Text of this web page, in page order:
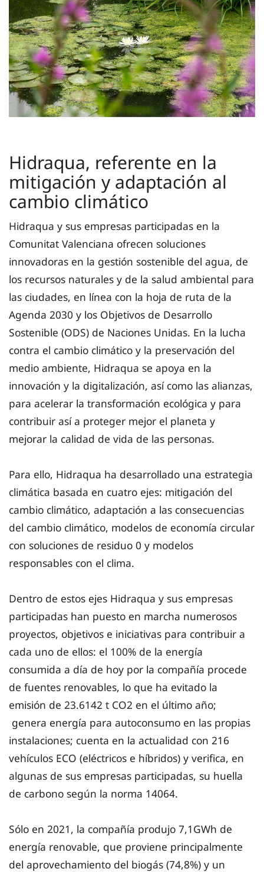
Hidraqua, referente en la
mitigación y adaptación al
cambio climático
Hidraqua y sus empresas participadas en la
Comunitat Valenciana ofrecen soluciones
innovadoras en la gestión sostenible del agua, de
los recursos naturales y de la salud ambiental para
las ciudades, en línea con la hoja de ruta de la
Agenda 2030 y los Objetivos de Desarrollo
Sostenible (ODS) de Naciones Unidas. En la lucha
contra el cambio climático y la preservación del
medio ambiente, Hidraqua se apoya en la
innovación y la digitalización, así como las alianzas,
para acelerar la transformación ecológica y para
contribuir así a proteger mejor el planeta y
mejorar la calidad de vida de las personas.
Para ello, Hidraqua ha desarrollado una estrategia
climática basada en cuatro ejes: mitigación del
cambio climático, adaptación a las consecuencias
del cambio climático, modelos de economía circular
con soluciones de residuo 0 y modelos
responsables con el clima.
Dentro de estos ejes Hidraqua y sus empresas
participadas han puesto en marcha numerosos
proyectos, objetivos e iniciativas para contribuir a
cada uno de ellos: el 100% de la energía
consumida a día de hoy por la compañía procede
de fuentes renovables, lo que ha evitado la
emisión de 23.6142 t CO2 en el último año;
genera energía para autoconsumo en las propias
instalaciones; cuenta en la actualidad con 216
vehículos ECO (eléctricos e híbridos) y verifica, en
algunas de sus empresas participadas, su huella
de carbono según la norma 14064.
Sólo en 2021, la compañía produjo 7,1GWh de
energía renovable, que proviene principalmente
del aprovechamiento del biogás (74,8%) y un